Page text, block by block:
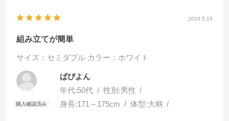
2023.5.15
組み立てが簡単
サイズ：セミダブル カラー：ホワイト
ぱぴよん
年代:50代 性別:男性
身長:171～175cm 体型:大柄